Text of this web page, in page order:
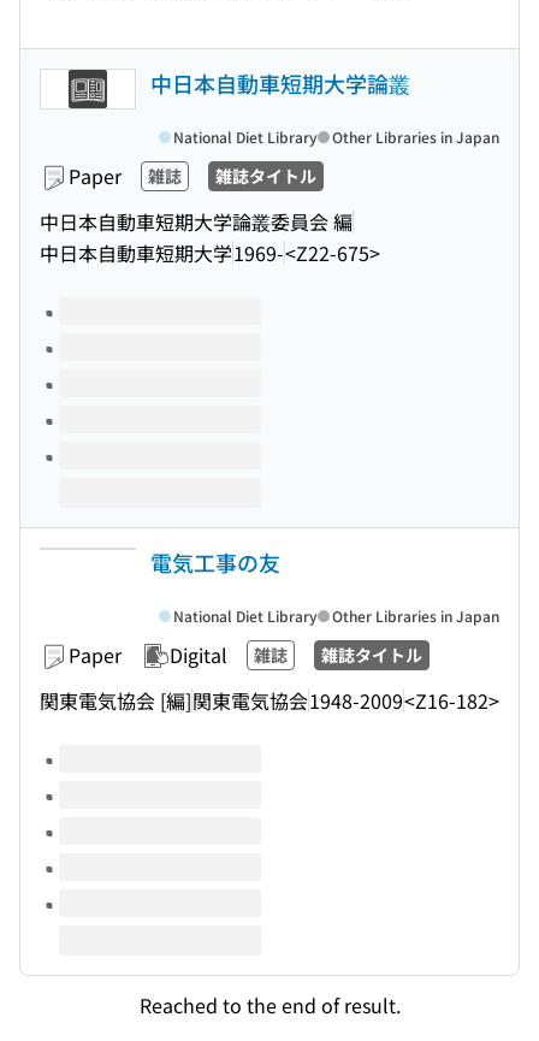
中日本自動車短期大学論叢
Paper 雑誌 雑誌タイトル
中日本自動車短期大学論叢委員会 編
中日本自動車短期大学1969-<Z22-675>
National Diet Library Other Libraries in Japan
Volumes of this title
電気工事の友
Paper Digital 雑誌 雑誌タイトル
関東電気協会 [編]関東電気協会1948-2009<Z16-182>
National Diet Library Other Libraries in Japan
Volumes of this title
Reached to the end of result.